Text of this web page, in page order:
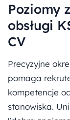
Poziomy
obsługi
CV
Precyzyjne
pomaga
kompetencje
stanowiska.